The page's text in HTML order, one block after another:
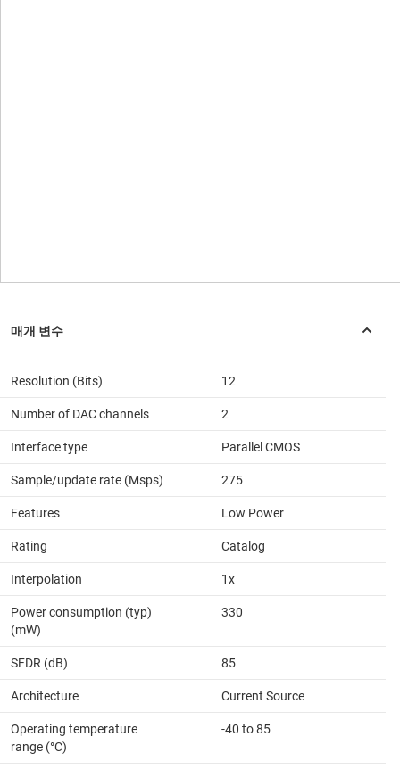
Resolution (Bits) 12
Number of DAC channels 2
Interface type Parallel CMOS
Sample/update rate (Msps) 275
Features Low Power
Rating Catalog
Interpolation 1x
Power consumption (typ)
(mW)
330
SFDR (dB) 85
Architecture Current Source
Operating temperature
range (°C)
-40 to 85